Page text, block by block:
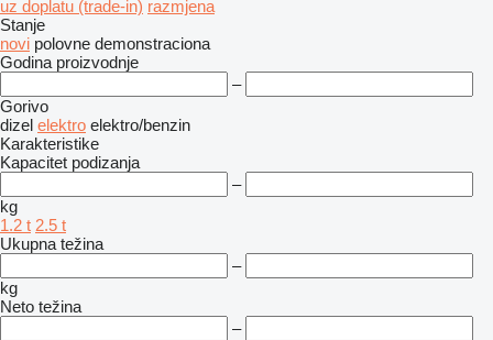
uz doplatu (trade-in) razmjena
Stanje
novi polovne demonstraciona
Godina proizvodnje
–
Gorivo
dizel elektro elektro/benzin
Karakteristike
Kapacitet podizanja
–
kg
1.2 t 2.5 t
Ukupna težina
–
kg
Neto težina
–